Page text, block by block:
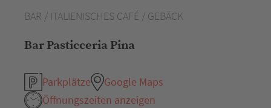
BAR / ITALIENISCHES CAFÉ / GEBÄCK
Bar Pasticceria Pina
Parkplätze
Google Maps
Öffnungszeiten anzeigen